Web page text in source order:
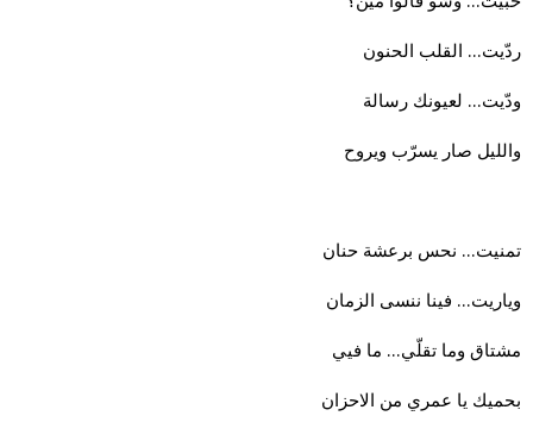
ردّيت… القلب الحنون
ودّيت… لعيونك رسالة
والليل صار يسرّب ويروح
تمنيت… نحس برعشة حنان
وياريت… فينا ننسى الزمان
مشتاق وما تقلّي… ما فيي
بحميك يا عمري من الاحزان